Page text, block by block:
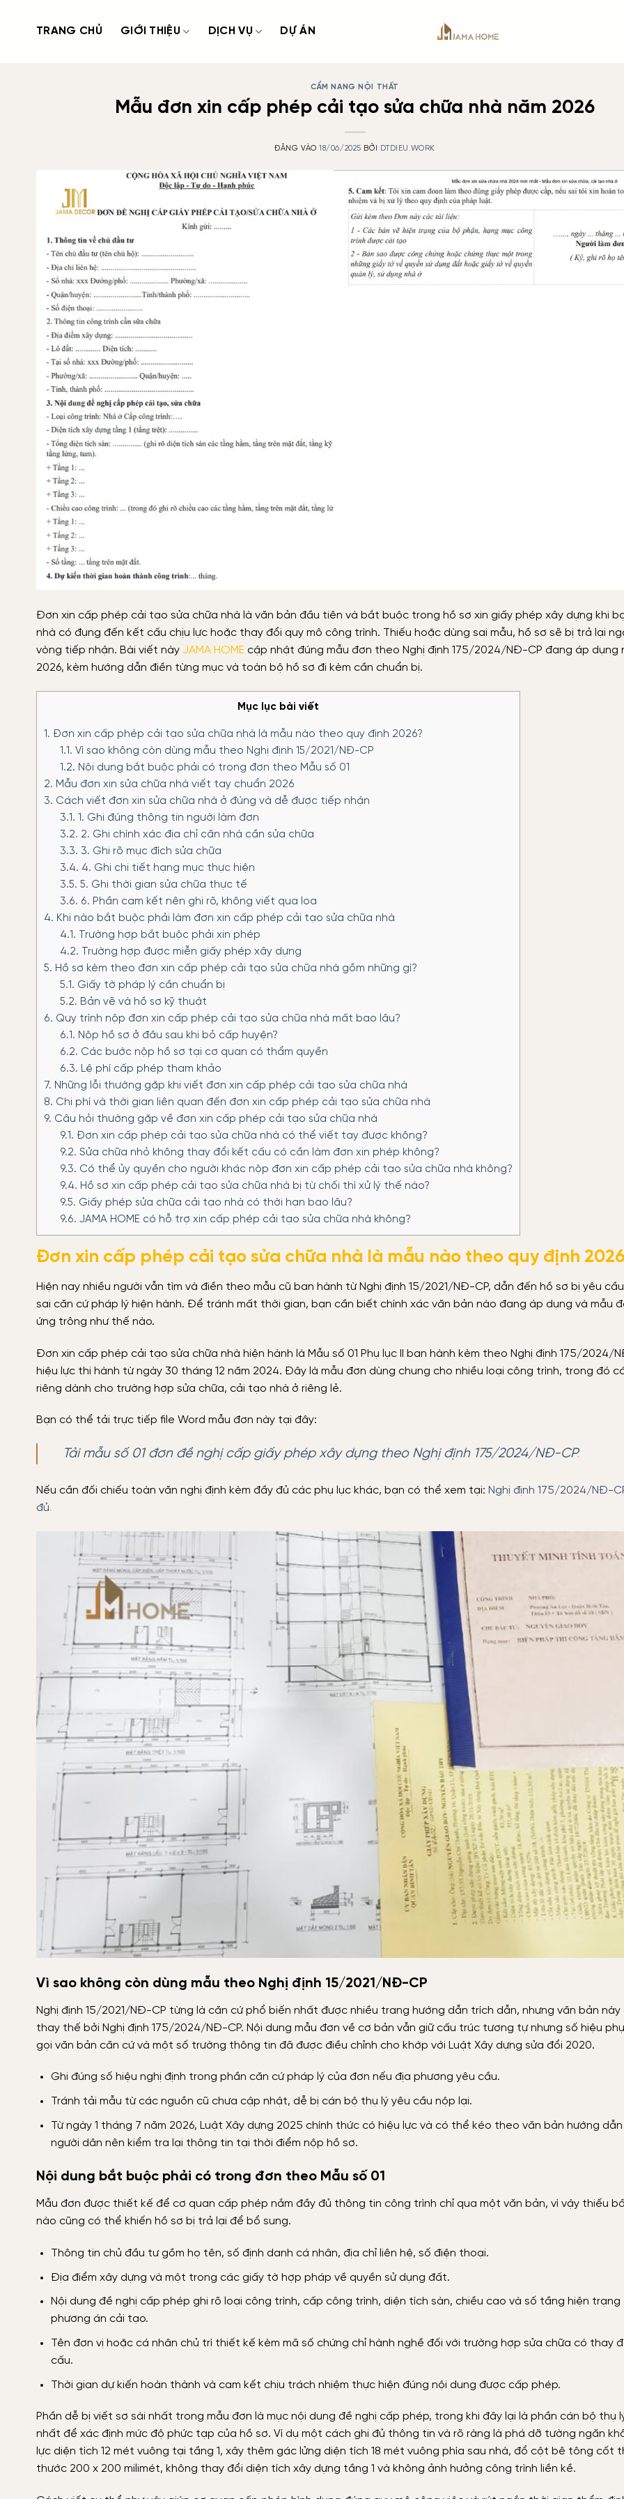
TRANG CHỦ GIỚI THIỆU DỊCH VỤ DỰ ÁN
CẨM NANG NỘI THẤT
Mẫu đơn xin cấp phép cải tạo sửa chữa nhà năm 2026
ĐĂNG VÀO18/06/2025 BỞI DTDIEU.WORK
Đơn xin cấp phép cải tạo sửa chữa nhà là văn bản đầu tiên và bắt buộc trong hồ sơ xin giấy phép xây dựng khi
nhà có đụng đến kết cấu chịu lực hoặc thay đổi quy mô công trình. Thiếu hoặc dùng sai mẫu, hồ sơ sẽ bị trả lại
vòng tiếp nhận. Bài viết này JAMA HOME cập nhật đúng mẫu đơn theo Nghị định 175/2024/NĐ-CP đang áp dụng
2026, kèm hướng dẫn điền từng mục và toàn bộ hồ sơ đi kèm cần chuẩn bị.
Mục lục bài viết
1. Đơn xin cấp phép cải tạo sửa chữa nhà là mẫu nào theo quy định 2026?
1.1. Vì sao không còn dùng mẫu theo Nghị định 15/2021/NĐ-CP
1.2. Nội dung bắt buộc phải có trong đơn theo Mẫu số 01
2. Mẫu đơn xin sửa chữa nhà viết tay chuẩn 2026
3. Cách viết đơn xin sửa chữa nhà ở đúng và dễ được tiếp nhận
3.1. 1. Ghi đúng thông tin người làm đơn
3.2. 2. Ghi chính xác địa chỉ căn nhà cần sửa chữa
3.3. 3. Ghi rõ mục đích sửa chữa
3.4. 4. Ghi chi tiết hạng mục thực hiện
3.5. 5. Ghi thời gian sửa chữa thực tế
3.6. 6. Phần cam kết nên ghi rõ, không viết qua loa
4. Khi nào bắt buộc phải làm đơn xin cấp phép cải tạo sửa chữa nhà
4.1. Trường hợp bắt buộc phải xin phép
4.2. Trường hợp được miễn giấy phép xây dựng
5. Hồ sơ kèm theo đơn xin cấp phép cải tạo sửa chữa nhà gồm những gì?
5.1. Giấy tờ pháp lý cần chuẩn bị
5.2. Bản vẽ và hồ sơ kỹ thuật
6. Quy trình nộp đơn xin cấp phép cải tạo sửa chữa nhà mất bao lâu?
6.1. Nộp hồ sơ ở đâu sau khi bỏ cấp huyện?
6.2. Các bước nộp hồ sơ tại cơ quan có thẩm quyền
6.3. Lệ phí cấp phép tham khảo
7. Những lỗi thường gặp khi viết đơn xin cấp phép cải tạo sửa chữa nhà
8. Chi phí và thời gian liên quan đến đơn xin cấp phép cải tạo sửa chữa nhà
9. Câu hỏi thường gặp về đơn xin cấp phép cải tạo sửa chữa nhà
9.1. Đơn xin cấp phép cải tạo sửa chữa nhà có thể viết tay được không?
9.2. Sửa chữa nhỏ không thay đổi kết cấu có cần làm đơn xin phép không?
9.3. Có thể ủy quyền cho người khác nộp đơn xin cấp phép cải tạo sửa chữa nhà không?
9.4. Hồ sơ xin cấp phép cải tạo sửa chữa nhà bị từ chối thì xử lý thế nào?
9.5. Giấy phép sửa chữa cải tạo nhà có thời hạn bao lâu?
9.6. JAMA HOME có hỗ trợ xin cấp phép cải tạo sửa chữa nhà không?
Đơn xin cấp phép cải tạo sửa chữa nhà là mẫu nào theo quy định
Hiện nay nhiều người vẫn tìm và điền theo mẫu cũ ban hành từ Nghị định 15/2021/NĐ-CP, dẫn đến hồ sơ bị yêu
sai căn cứ pháp lý hiện hành. Để tránh mất thời gian, bạn cần biết chính xác văn bản nào đang áp dụng và mẫu
ứng trông như thế nào.
Đơn xin cấp phép cải tạo sửa chữa nhà hiện hành là Mẫu số 01 Phụ lục II ban hành kèm theo Nghị định 175/2024/
hiệu lực thi hành từ ngày 30 tháng 12 năm 2024. Đây là mẫu đơn dùng chung cho nhiều loại công trình, trong đó
riêng dành cho trường hợp sửa chữa, cải tạo nhà ở riêng lẻ.
Bạn có thể tải trực tiếp file Word mẫu đơn này tại đây:
Tải mẫu số 01 đơn đề nghị cấp giấy phép xây dựng theo Nghị định 175/2024/NĐ-CP.
Nếu cần đối chiếu toàn văn nghị định kèm đầy đủ các phụ lục khác, bạn có thể xem tại: Nghị định 175/2024/NĐ-
đủ.
Vì sao không còn dùng mẫu theo Nghị định 15/2021/NĐ-CP
Nghị định 15/2021/NĐ-CP từng là căn cứ phổ biến nhất được nhiều trang hướng dẫn trích dẫn, nhưng văn bản
thay thế bởi Nghị định 175/2024/NĐ-CP. Nội dung mẫu đơn về cơ bản vẫn giữ cấu trúc tương tự nhưng số hiệu
gọi văn bản căn cứ và một số trường thông tin đã được điều chỉnh cho khớp với Luật Xây dựng sửa đổi 2020.
Ghi đúng số hiệu nghị định trong phần căn cứ pháp lý của đơn nếu địa phương yêu cầu.
Tránh tải mẫu từ các nguồn cũ chưa cập nhật, dễ bị cán bộ thụ lý yêu cầu nộp lại.
Từ ngày 1 tháng 7 năm 2026, Luật Xây dựng 2025 chính thức có hiệu lực và có thể kéo theo văn bản hướng dẫn
người dân nên kiểm tra lại thông tin tại thời điểm nộp hồ sơ.
Nội dung bắt buộc phải có trong đơn theo Mẫu số 01
Mẫu đơn được thiết kế để cơ quan cấp phép nắm đầy đủ thông tin công trình chỉ qua một văn bản, vì vậy thiếu
nào cũng có thể khiến hồ sơ bị trả lại để bổ sung.
Thông tin chủ đầu tư gồm họ tên, số định danh cá nhân, địa chỉ liên hệ, số điện thoại.
Địa điểm xây dựng và một trong các giấy tờ hợp pháp về quyền sử dụng đất.
Nội dung đề nghị cấp phép ghi rõ loại công trình, cấp công trình, diện tích sàn, chiều cao và số tầng hiện trạng
phương án cải tạo.
Tên đơn vị hoặc cá nhân chủ trì thiết kế kèm mã số chứng chỉ hành nghề đối với trường hợp sửa chữa có thay
cấu.
Thời gian dự kiến hoàn thành và cam kết chịu trách nhiệm thực hiện đúng nội dung được cấp phép.
Phần dễ bị viết sơ sài nhất trong mẫu đơn là mục nội dung đề nghị cấp phép, trong khi đây lại là phần cán bộ thụ
nhất để xác định mức độ phức tạp của hồ sơ. Ví dụ một cách ghi đủ thông tin và rõ ràng là phá dỡ tường ngăn
lực diện tích 12 mét vuông tại tầng 1, xây thêm gác lửng diện tích 18 mét vuông phía sau nhà, đổ cột bê tông cốt
thước 200 x 200 milimét, không thay đổi diện tích xây dựng tầng 1 và không ảnh hưởng công trình liền kề.